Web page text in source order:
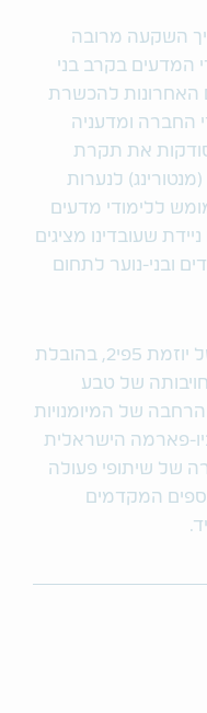
השקעה מרובה
המדעים בקרב בני
האחרונות להכשרת
החברה ומדעניה
את תקרת
לנערות
ללימודי מדעים
שעובדינו מציגים
ובני-נוער לתחום
הצטרפות טבע למהלך הלאומי של יוזמת 5פי2, בהובלת
של טבע
של המיומנויות
פארמה הישראלית
של שיתופי פעולה
המקדמים